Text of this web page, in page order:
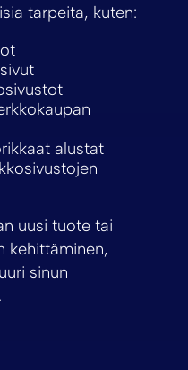
tarpeita, kuten:
alustat
uusi tuote tai
kehittäminen,
sinun